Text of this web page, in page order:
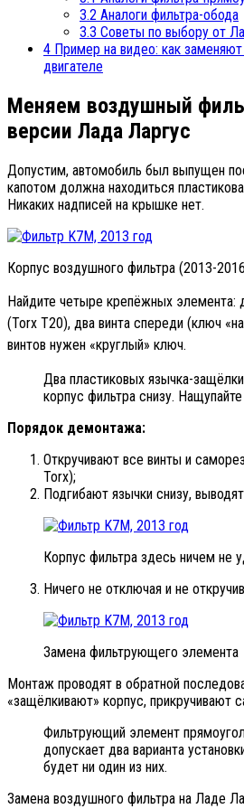
3.2 Аналоги фильтра-обода
3.3 Советы по выбору от
4 Пример на видео: как
двигателе
Меняем воздушный
версии Лада Ларгус
Допустим, автомобиль был выпущен
капотом должна находиться
Никаких надписей на крышке нет.
Корпус воздушного фильтра (2013-
Найдите четыре крепёжных элемента:
(Torx T20), два винта спереди (ключ
винтов нужен «круглый» ключ.
Два пластиковых язычка-
корпус фильтра снизу. Нащупайте
Порядок демонтажа:
Откручивают все винты и
Torx);
Подгибают язычки снизу,
Корпус фильтра здесь ничем не
Ничего не отключая и не
Замена фильтрующего элемента
Монтаж проводят в обратной
«защёлкивают» корпус, прикручивают
Фильтрующий элемент
допускает два варианта
будет ни один из них.
Замена воздушного фильтра на Ладе